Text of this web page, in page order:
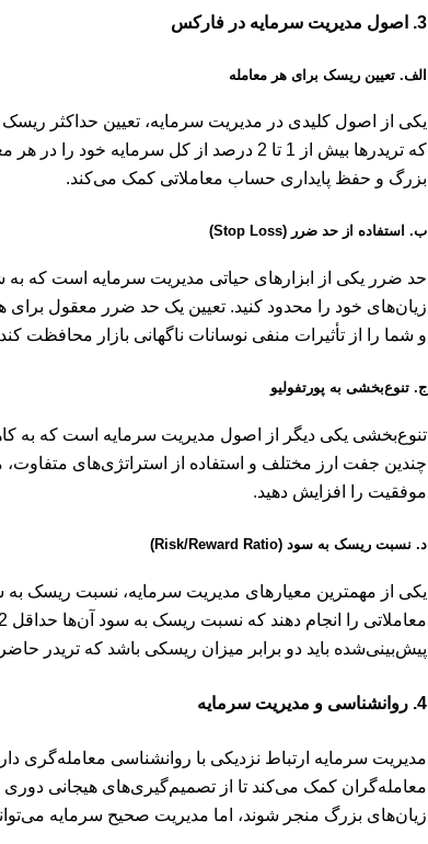
3. اصول مدیریت سرمایه در فارکس
الف. تعیین ریسک برای هر معامله
یکی از اصول کلیدی در مدیریت سرمایه، تعیین حداکثر
که تریدرها بیش از 1 تا 2 درصد از کل سرمایه
بزرگ و حفظ پایداری حساب معاملاتی کمک می‌کند.
ب. استفاده از حد ضرر (Stop Loss)
حد ضرر یکی از ابزارهای حیاتی مدیریت سرمایه است که به
زیان‌های خود را محدود کنید. تعیین یک حد ضرر معقول برای
و شما را از تأثیرات منفی نوسانات ناگهانی بازار محافظت
ج. تنوع‌بخشی به پورتفولیو
تنوع‌بخشی یکی دیگر از اصول مدیریت سرمایه است که به
چندین جفت ارز مختلف و استفاده از استراتژی‌های
موفقیت را افزایش دهید.
د. نسبت ریسک به سود (Risk/Reward Ratio)
یکی از مهمترین معیارهای مدیریت سرمایه، نسبت ریسک
پیش‌بینی‌شده باید دو برابر میزان ریسکی باشد که تریدر
4. روانشناسی و مدیریت سرمایه
مدیریت سرمایه ارتباط نزدیکی با روانشناسی معامله‌گری
معامله‌گران کمک می‌کند تا از تصمیم‌گیری‌های هیجانی دوری
زیان‌های بزرگ منجر شوند، اما مدیریت صحیح سرمایه